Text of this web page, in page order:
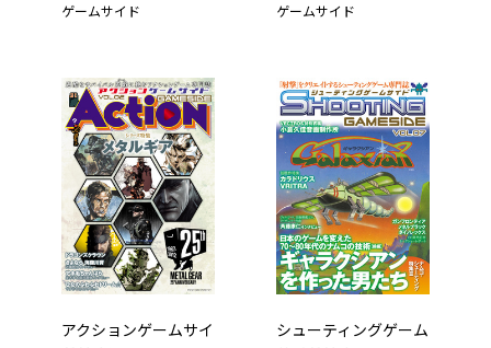
ゲームサイド ゲームサイド
アクションゲームサイ
シューティングゲーム